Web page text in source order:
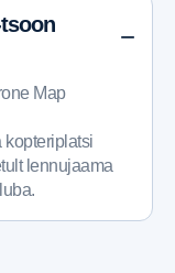
Map
kopteriplatsi
lennujaama